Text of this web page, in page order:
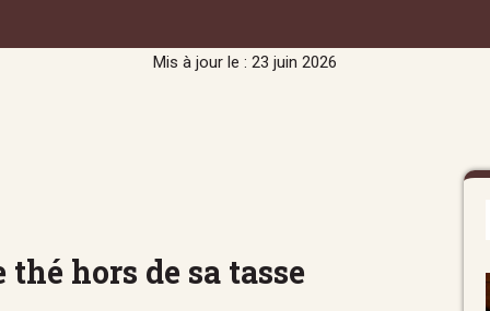
Mis à jour le : 23 juin 2026
hors de sa tasse